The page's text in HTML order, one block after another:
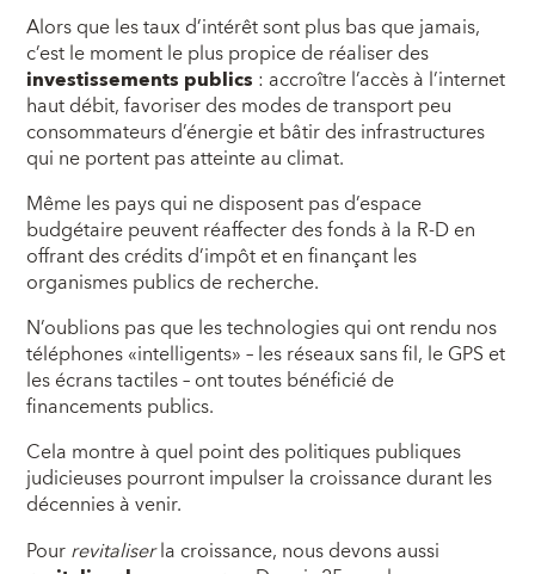
Alors que les taux d’intérêt sont plus bas que jamais,
c’est le moment le plus propice de réaliser des
investissements publics : accroître l’accès à l’internet
haut débit, favoriser des modes de transport peu
consommateurs d’énergie et bâtir des infrastructures
qui ne portent pas atteinte au climat.
Même les pays qui ne disposent pas d’espace
budgétaire peuvent réaffecter des fonds à la R‑D en
offrant des crédits d’impôt et en finançant les
organismes publics de recherche.
N’oublions pas que les technologies qui ont rendu nos
téléphones «intelligents» – les réseaux sans fil, le GPS et
les écrans tactiles – ont toutes bénéficié de
financements publics.
Cela montre à quel point des politiques publiques
judicieuses pourront impulser la croissance durant les
décennies à venir.
Pourrevitaliserla croissance, nous devons aussi